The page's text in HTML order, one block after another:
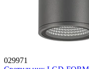
029971